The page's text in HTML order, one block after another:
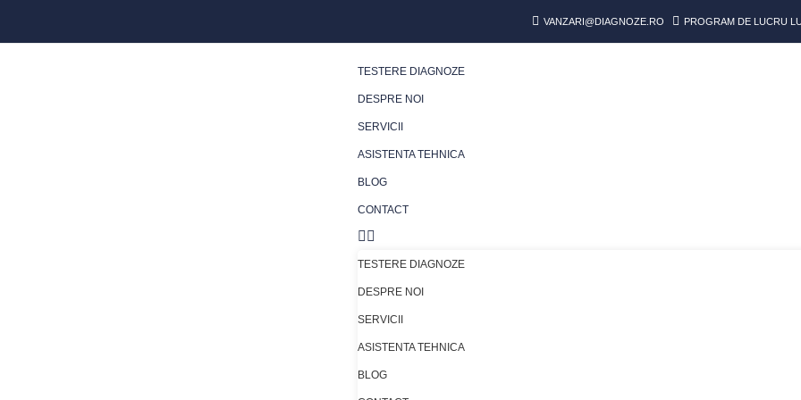
VANZARI@DIAGNOZE.RO PROGRAM DE LUCRU
TESTERE DIAGNOZE
DESPRE NOI
SERVICII
ASISTENTA TEHNICA
BLOG
CONTACT
TESTERE DIAGNOZE
DESPRE NOI
SERVICII
ASISTENTA TEHNICA
BLOG